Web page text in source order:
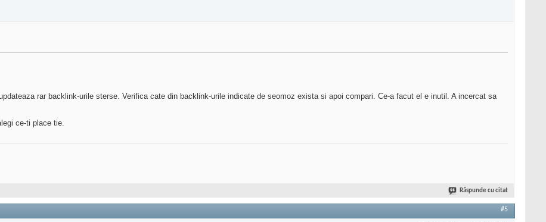
rar backlink-urile sterse. Verifica cate din backlink-urile indicate de seomoz exista si apoi compari. Ce-a facut el e inutil. A incercat sa
ce-ti place tie.
Răspunde cu citat
#5